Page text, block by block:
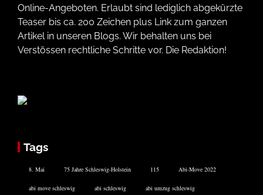
Online-Angeboten. Erlaubt sind lediglich abgekürzte
Teaser bis ca. 200 Zeichen plus Link zum ganzen
Artikel in unseren Blogs. Wir behalten uns bei
Verstössen rechtliche Schritte vor. Die Redaktion!
Tags
8. Mai 75 Jahre Schleswig-Holstein 115 Abi-Move 2022
abi move schleswig abi schleswig abi umzug schleswig